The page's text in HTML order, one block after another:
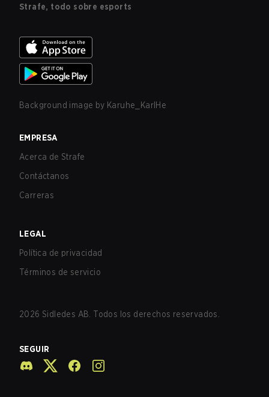
Strafe, todo sobre esports
Background image by Karuhe_KarlHe
EMPRESA
Acerca de Strafe
Contáctanos
Carreras
LEGAL
Política de privacidad
Términos de servicio
2026 Sidledes AB. Todos los derechos reservados.
SEGUIR